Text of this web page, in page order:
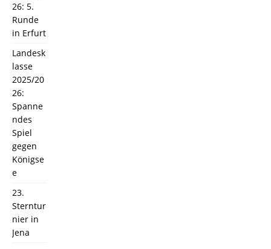
26: 5.
Runde
in Erfurt
Landesk
lasse
2025/20
26:
Spanne
ndes
Spiel
gegen
Königse
e
23.
Sterntur
nier in
Jena